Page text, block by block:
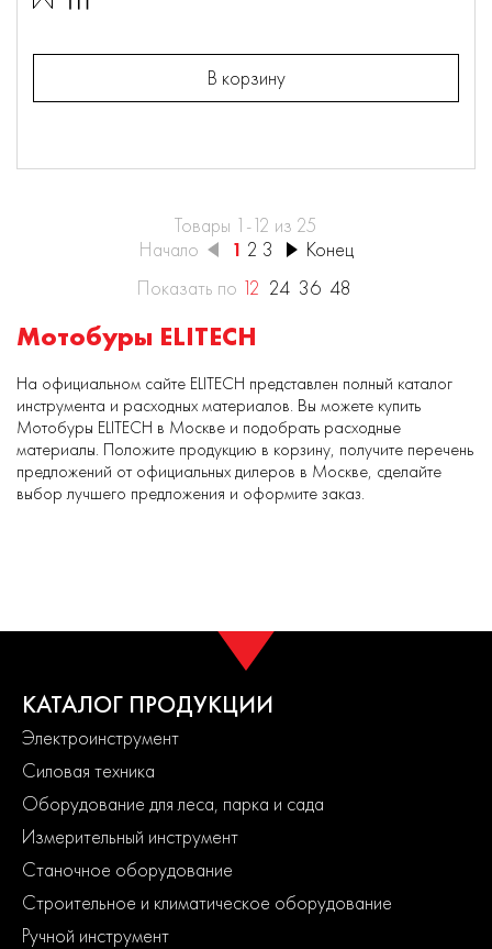
В корзину
Товары 1-12 из 25
Начало
1 2 3
Конец
Показать по 12 24 36 48
Мотобуры ELITECH
На официальном сайте ELITECH представлен полный каталог
инструмента и расходных материалов. Вы можете купить
Мотобуры ELITECH в Москве и подобрать расходные
материалы. Положите продукцию в корзину, получите перечень
предложений от официальных дилеров в Москве, сделайте
выбор лучшего предложения и оформите заказ.
КАТАЛОГ ПРОДУКЦИИ
Электроинструмент
Силовая техника
Оборудование для леса, парка и сада
Измерительный инструмент
Станочное оборудование
Строительное и климатическое оборудование
Ручной инструмент